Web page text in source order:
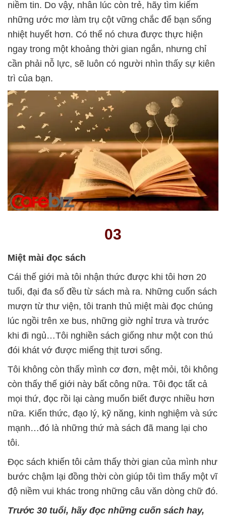
niềm tin. Do vậy, nhân lúc còn trẻ, hãy tìm kiếm
những ước mơ làm trụ cột vững chắc để bạn sống
nhiệt huyết hơn. Có thể nó chưa được thực hiện
ngay trong một khoảng thời gian ngắn, nhưng chỉ
cần phải nỗ lực, sẽ luôn có người nhìn thấy sự kiên
trì của bạn.
03
Miệt mài đọc sách
Cái thế giới mà tôi nhận thức được khi tôi hơn 20
tuổi, đại đa số đều từ sách mà ra. Những cuốn sách
mượn từ thư viện, tôi tranh thủ miệt mài đọc chúng
lúc ngồi trên xe bus, những giờ nghỉ trưa và trước
khi đi ngủ…Tôi nghiền sách giống như một con thú
đói khát vớ được miếng thịt tươi sống.
Tôi không còn thấy mình cơ đơn, mệt mỏi, tôi không
còn thấy thế giới này bất công nữa. Tôi đọc tất cả
mọi thứ, đọc rồi lại càng muốn biết được nhiều hơn
nữa. Kiến thức, đạo lý, kỹ năng, kinh nghiệm và sức
mạnh…đó là những thứ mà sách đã mang lại cho
tôi.
Đọc sách khiến tôi cảm thấy thời gian của mình như
bước chậm lại đồng thời còn giúp tôi tìm thấy một vĩ
độ niềm vui khác trong những câu văn dòng chữ đó.
Trước 30 tuổi, hãy đọc những cuốn sách hay,